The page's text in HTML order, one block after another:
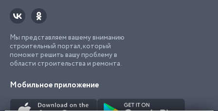
Мы представляем вашему вниманию
строительный портал, который
поможет решить вашу проблему в
области строительства и ремонта.
Мобильное приложение